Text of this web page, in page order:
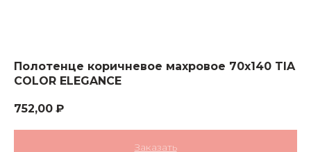
Полотенце коричневое махровое 70х140 TIA
COLOR ELEGANCE
752,00 ₽
Заказать